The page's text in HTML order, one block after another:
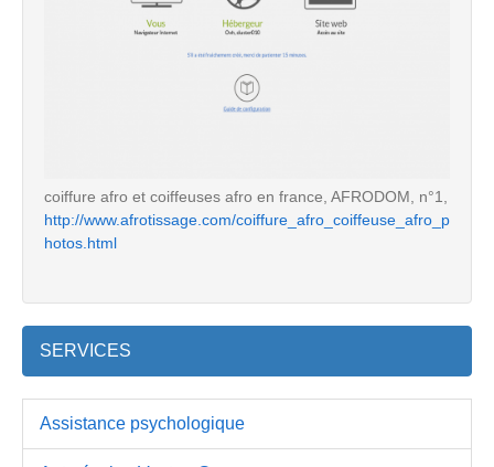
coiffure afro et coiffeuses afro en france, AFRODOM, n°1,
http://www.afrotissage.com/coiffure_afro_coiffeuse_afro_p
hotos.html
SERVICES
Assistance psychologique